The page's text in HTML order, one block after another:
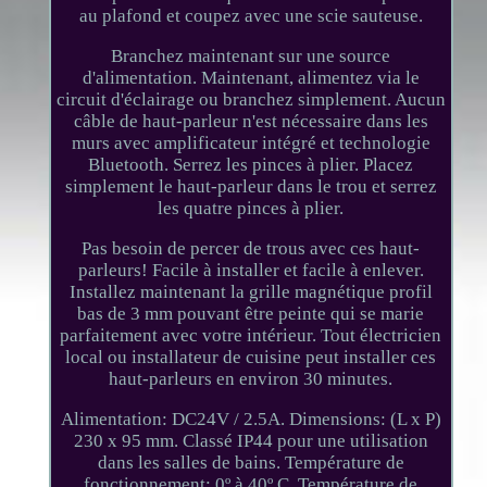
au plafond et coupez avec une scie sauteuse.
Branchez maintenant sur une source
d'alimentation. Maintenant, alimentez via le
circuit d'éclairage ou branchez simplement. Aucun
câble de haut-parleur n'est nécessaire dans les
murs avec amplificateur intégré et technologie
Bluetooth. Serrez les pinces à plier. Placez
simplement le haut-parleur dans le trou et serrez
les quatre pinces à plier.
Pas besoin de percer de trous avec ces haut-
parleurs! Facile à installer et facile à enlever.
Installez maintenant la grille magnétique profil
bas de 3 mm pouvant être peinte qui se marie
parfaitement avec votre intérieur. Tout électricien
local ou installateur de cuisine peut installer ces
haut-parleurs en environ 30 minutes.
Alimentation: DC24V / 2.5A. Dimensions: (L x P)
230 x 95 mm. Classé IP44 pour une utilisation
dans les salles de bains. Température de